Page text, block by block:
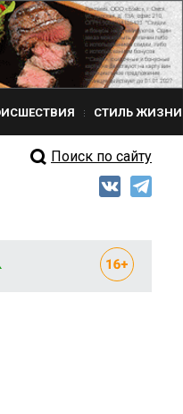
СТИЛЬ ЖИЗНИ
Поиск по сайту